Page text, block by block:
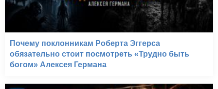
Почему поклонникам Роберта Эггерса
обязательно стоит посмотреть «Трудно быть
богом» Алексея Германа